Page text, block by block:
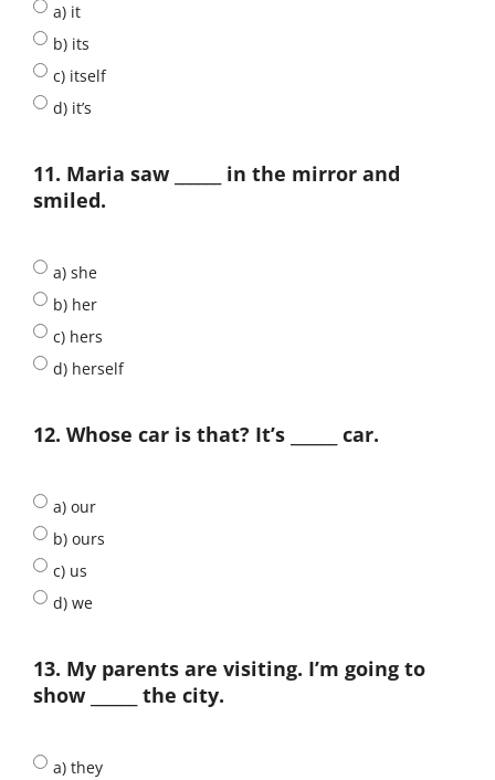
a) it
b) its
c) itself
d) it’s
11. Maria saw ______ in the mirror and
smiled.
a) she
b) her
c) hers
d) herself
12. Whose car is that? It’s ______ car.
a) our
b) ours
c) us
d) we
13. My parents are visiting. I’m going to
show ______ the city.
a) they